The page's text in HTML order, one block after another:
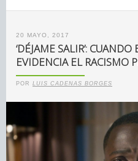
20 MAYO, 2017
‘DÉJAME SALIR’: CUANDO
EVIDENCIA EL RACISMO
POR LUIS CADENAS BORGES